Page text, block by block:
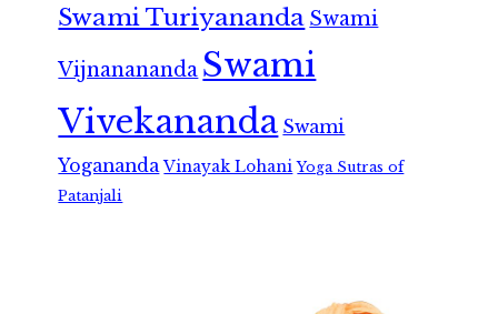
Swami Turiyananda Swami
Vijnanananda Swami
Vivekananda Swami
Yogananda Vinayak Lohani Yoga Sutras of
Patanjali